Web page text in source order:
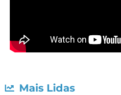
Mais Lidas